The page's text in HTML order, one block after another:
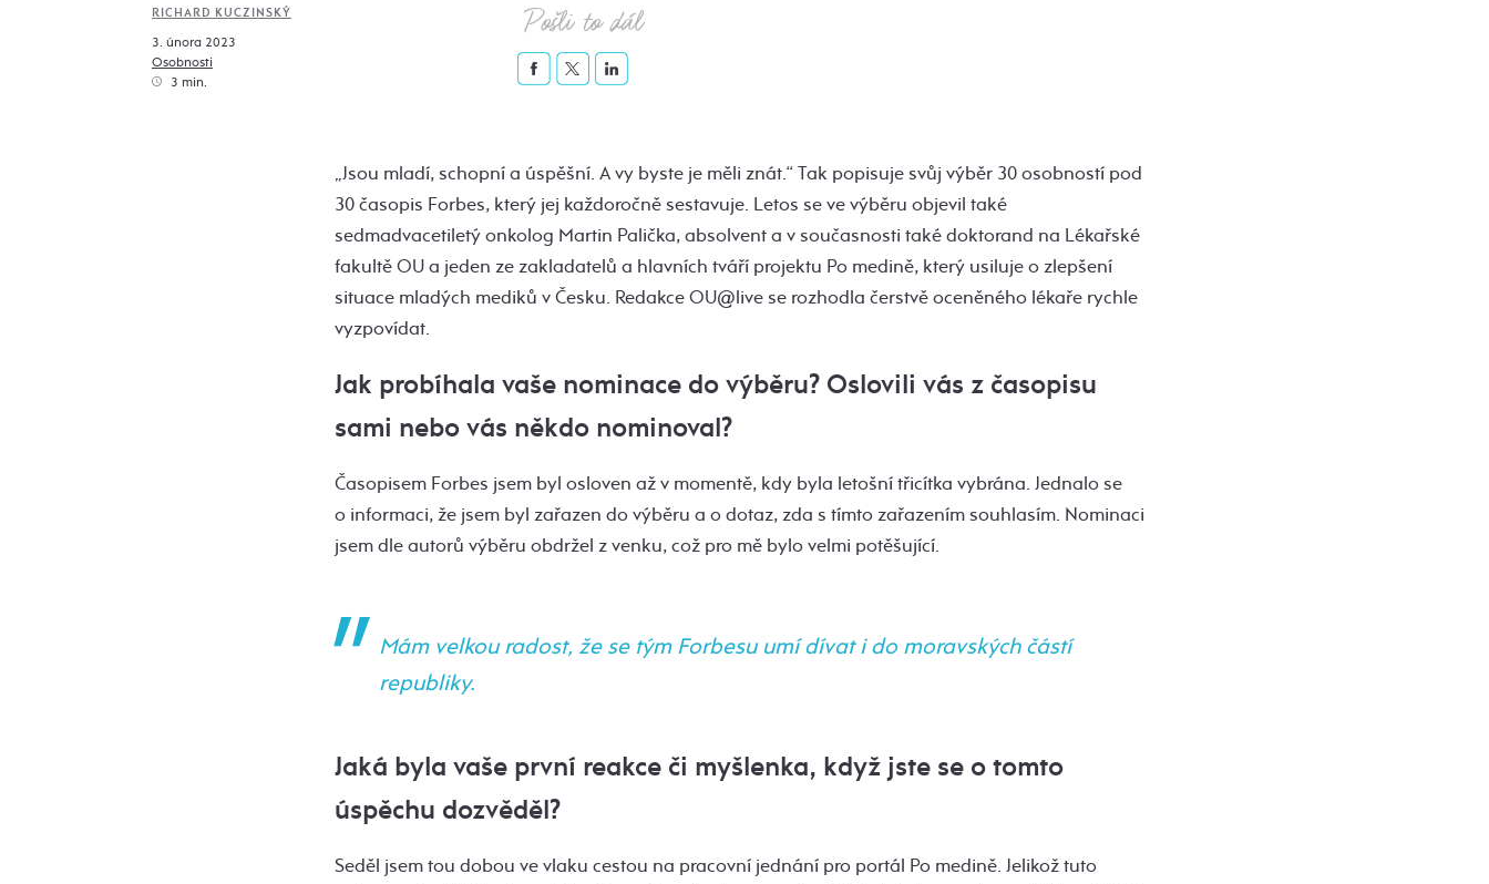
RICHARD KUCZINSKÝ
3. února 2023
Osobnosti
3 min.
Pošli to dál
„Jsou mladí, schopní a úspěšní. A vy byste je měli znát.“ Tak popisuje svůj výběr 30 osobností pod
30 časopis Forbes, který jej každoročně sestavuje. Letos se ve výběru objevil také
sedmadvacetiletý onkolog Martin Palička, absolvent a v současnosti také doktorand na Lékařské
fakultě OU a jeden ze zakladatelů a hlavních tváří projektu Po medině, který usiluje o zlepšení
situace mladých mediků v Česku. Redakce OU@live se rozhodla čerstvě oceněného lékaře rychle
vyzpovídat.
Jak probíhala vaše nominace do výběru? Oslovili vás z časopisu
sami nebo vás někdo nominoval?
Časopisem Forbes jsem byl osloven až v momentě, kdy byla letošní třicítka vybrána. Jednalo se
o informaci, že jsem byl zařazen do výběru a o dotaz, zda s tímto zařazením souhlasím. Nominaci
jsem dle autorů výběru obdržel z venku, což pro mě bylo velmi potěšující.
Mám velkou radost, že se tým Forbesu umí dívat i do moravských částí
republiky.
Jaká byla vaše první reakce či myšlenka, když jste se o tomto
úspěchu dozvěděl?
Seděl jsem tou dobou ve vlaku cestou na pracovní jednání pro portál Po medině. Jelikož tuto